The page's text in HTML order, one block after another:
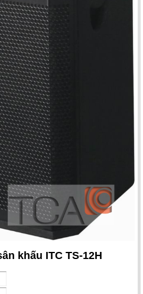
khấu ITC TS-12H